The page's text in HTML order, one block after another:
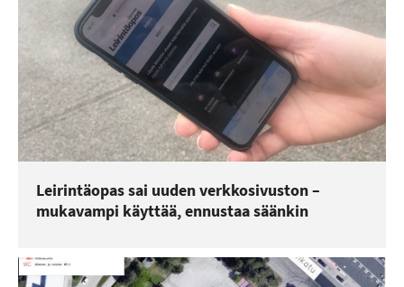
Leirintäopas sai uuden verkkosivuston –
mukavampi käyttää, ennustaa säänkin